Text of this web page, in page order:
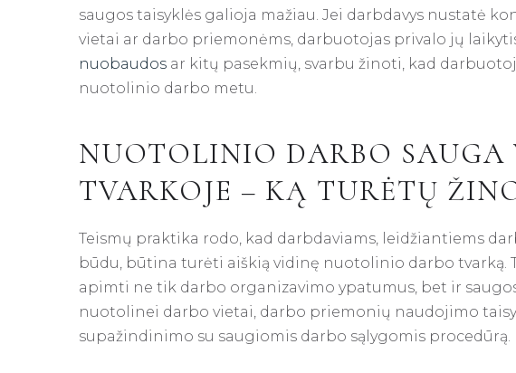
saugos taisyklės galioja mažiau. Jei darbdavys nustatė
vietai ar darbo priemonėms, darbuotojas privalo jų
nuobaudos ar kitų pasekmių, svarbu žinoti, kad
nuotolinio darbo metu.
NUOTOLINIO DARBO SAUGA
TVARKOJE – KĄ TURĖTŲ
Teismų praktika rodo, kad darbdaviams, leidžiantiems
būdu, būtina turėti aiškią vidinę nuotolinio darbo tvarką.
apimti ne tik darbo organizavimo ypatumus, bet ir
nuotolinei darbo vietai, darbo priemonių naudojimo
supažindinimo su saugiomis darbo sąlygomis procedūrą.